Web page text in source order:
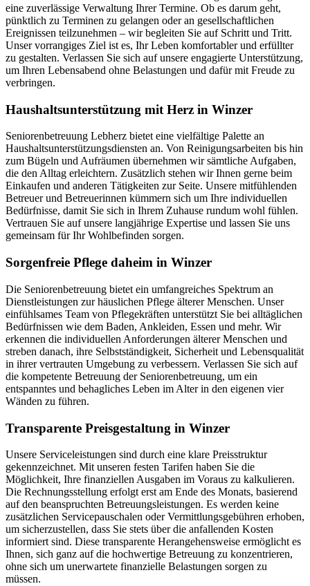
eine zuverlässige Verwaltung Ihrer Termine. Ob es darum geht,
pünktlich zu Terminen zu gelangen oder an gesellschaftlichen
Ereignissen teilzunehmen – wir begleiten Sie auf Schritt und Tritt.
Unser vorrangiges Ziel ist es, Ihr Leben komfortabler und erfüllter
zu gestalten. Verlassen Sie sich auf unsere engagierte Unterstützung,
um Ihren Lebensabend ohne Belastungen und dafür mit Freude zu
verbringen.
Haushalts­unterstützung mit Herz in Winzer
Seniorenbetreuung Lebherz bietet eine vielfältige Palette an
Haushaltsunterstützungsdiensten an. Von Reinigungsarbeiten bis hin
zum Bügeln und Aufräumen übernehmen wir sämtliche Aufgaben,
die den Alltag erleichtern. Zusätzlich stehen wir Ihnen gerne beim
Einkaufen und anderen Tätigkeiten zur Seite. Unsere mitfühlenden
Betreuer und Betreuerinnen kümmern sich um Ihre individuellen
Bedürfnisse, damit Sie sich in Ihrem Zuhause rundum wohl fühlen.
Vertrauen Sie auf unsere langjährige Expertise und lassen Sie uns
gemeinsam für Ihr Wohlbefinden sorgen.
Sorgenfreie Pflege daheim in Winzer
Die Seniorenbetreuung bietet ein umfangreiches Spektrum an
Dienstleistungen zur häuslichen Pflege älterer Menschen. Unser
einfühlsames Team von Pflegekräften unterstützt Sie bei alltäglichen
Bedürfnissen wie dem Baden, Ankleiden, Essen und mehr. Wir
erkennen die individuellen Anforderungen älterer Menschen und
streben danach, ihre Selbstständigkeit, Sicherheit und Lebensqualität
in ihrer vertrauten Umgebung zu verbessern. Verlassen Sie sich auf
die kompetente Betreuung der Seniorenbetreuung, um ein
entspanntes und behagliches Leben im Alter in den eigenen vier
Wänden zu führen.
Transparente Preisgestaltung in Winzer
Unsere Serviceleistungen sind durch eine klare Preisstruktur
gekennzeichnet. Mit unseren festen Tarifen haben Sie die
Möglichkeit, Ihre finanziellen Ausgaben im Voraus zu kalkulieren.
Die Rechnungsstellung erfolgt erst am Ende des Monats, basierend
auf den beanspruchten Betreuungsleistungen. Es werden keine
zusätzlichen Servicepauschalen oder Vermittlungsgebühren erhoben,
um sicherzustellen, dass Sie stets über die anfallenden Kosten
informiert sind. Diese transparente Herangehensweise ermöglicht es
Ihnen, sich ganz auf die hochwertige Betreuung zu konzentrieren,
ohne sich um unerwartete finanzielle Belastungen sorgen zu
müssen.